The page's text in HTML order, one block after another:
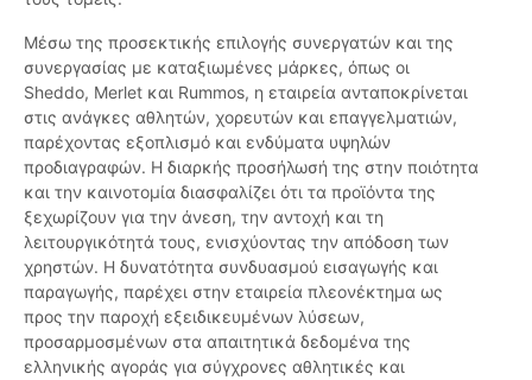
Μέσω της προσεκτικής επιλογής συνεργατών και της
συνεργασίας με καταξιωμένες μάρκες, όπως οι
Sheddo, Merlet και Rummos, η εταιρεία ανταποκρίνεται
στις ανάγκες αθλητών, χορευτών και επαγγελματιών,
παρέχοντας εξοπλισμό και ενδύματα υψηλών
προδιαγραφών. Η διαρκής προσήλωσή της στην ποιότητα
και την καινοτομία διασφαλίζει ότι τα προϊόντα της
ξεχωρίζουν για την άνεση, την αντοχή και τη
λειτουργικότητά τους, ενισχύοντας την απόδοση των
χρηστών. Η δυνατότητα συνδυασμού εισαγωγής και
παραγωγής, παρέχει στην εταιρεία πλεονέκτημα ως
προς την παροχή εξειδικευμένων λύσεων,
προσαρμοσμένων στα απαιτητικά δεδομένα της
ελληνικής αγοράς για σύγχρονες αθλητικές και